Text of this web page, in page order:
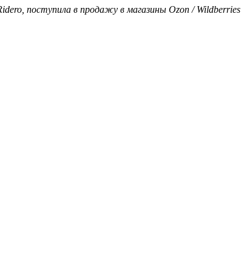
поступила в продажу в магазины Ozon / Wildberries